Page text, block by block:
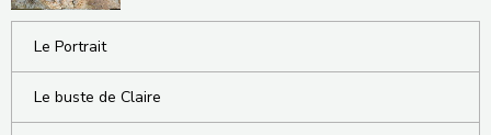
Le Portrait
Le buste de Claire